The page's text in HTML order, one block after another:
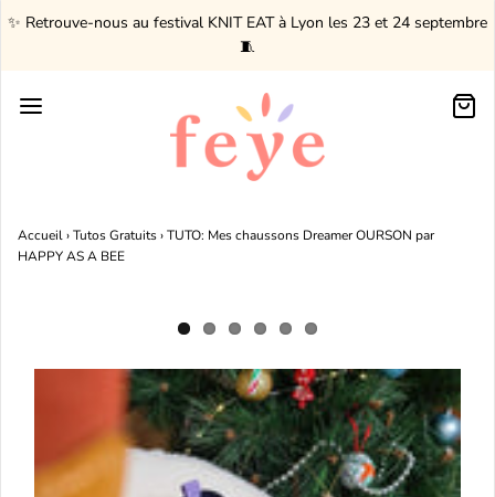
✨ Retrouve-nous au festival KNIT EAT à Lyon les 23 et 24 septembre
🧵
Accueil›Tutos Gratuits›TUTO: Mes chaussons Dreamer OURSON par
HAPPY AS A BEE